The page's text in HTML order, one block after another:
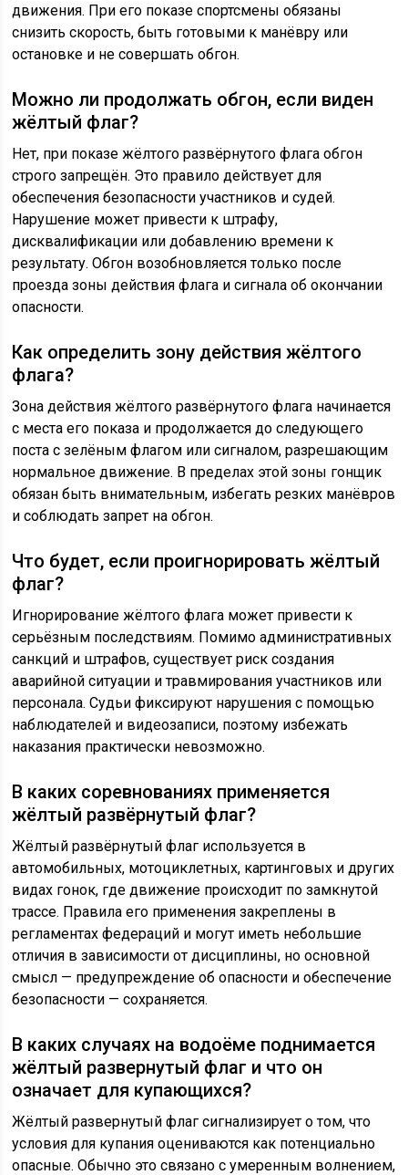
движения. При его показе спортсмены обязаны
снизить скорость, быть готовыми к манёвру или
остановке и не совершать обгон.
Можно ли продолжать обгон, если виден
жёлтый флаг?
Нет, при показе жёлтого развёрнутого флага обгон
строго запрещён. Это правило действует для
обеспечения безопасности участников и судей.
Нарушение может привести к штрафу,
дисквалификации или добавлению времени к
результату. Обгон возобновляется только после
проезда зоны действия флага и сигнала об окончании
опасности.
Как определить зону действия жёлтого
флага?
Зона действия жёлтого развёрнутого флага начинается
с места его показа и продолжается до следующего
поста с зелёным флагом или сигналом, разрешающим
нормальное движение. В пределах этой зоны гонщик
обязан быть внимательным, избегать резких манёвров
и соблюдать запрет на обгон.
Что будет, если проигнорировать жёлтый
флаг?
Игнорирование жёлтого флага может привести к
серьёзным последствиям. Помимо административных
санкций и штрафов, существует риск создания
аварийной ситуации и травмирования участников или
персонала. Судьи фиксируют нарушения с помощью
наблюдателей и видеозаписи, поэтому избежать
наказания практически невозможно.
В каких соревнованиях применяется
жёлтый развёрнутый флаг?
Жёлтый развёрнутый флаг используется в
автомобильных, мотоциклетных, картинговых и других
видах гонок, где движение происходит по замкнутой
трассе. Правила его применения закреплены в
регламентах федераций и могут иметь небольшие
отличия в зависимости от дисциплины, но основной
смысл — предупреждение об опасности и обеспечение
безопасности — сохраняется.
В каких случаях на водоёме поднимается
жёлтый развернутый флаг и что он
означает для купающихся?
Жёлтый развернутый флаг сигнализирует о том, что
условия для купания оцениваются как потенциально
опасные. Обычно это связано с умеренным волнением,